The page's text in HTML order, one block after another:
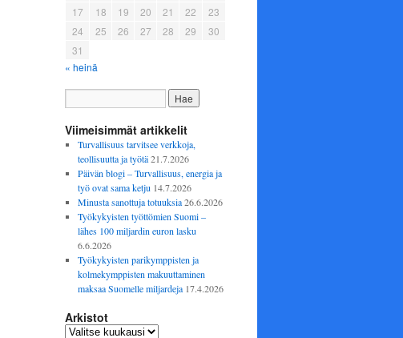
17
18 19 20 21 22
23
24
25 26 27 28 29
30
31
« heinä
Viimeisimmät artikkelit
Turvallisuus tarvitsee verkkoja,
teollisuutta ja työtä 21.7.2026
Päivän blogi – Turvallisuus, energia ja
työ ovat sama ketju 14.7.2026
Minusta sanottuja totuuksia 26.6.2026
Työkykyisten työttömien Suomi –
lähes 100 miljardin euron lasku
6.6.2026
Työkykyisten parikymppisten ja
kolmekymppisten makuuttaminen
maksaa Suomelle miljardeja 17.4.2026
Arkistot
Arkistot